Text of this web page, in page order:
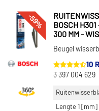
-59%
BOSCH
300 MM -
Beugel
10
3 397 004 629
Lengte 1 [mm]